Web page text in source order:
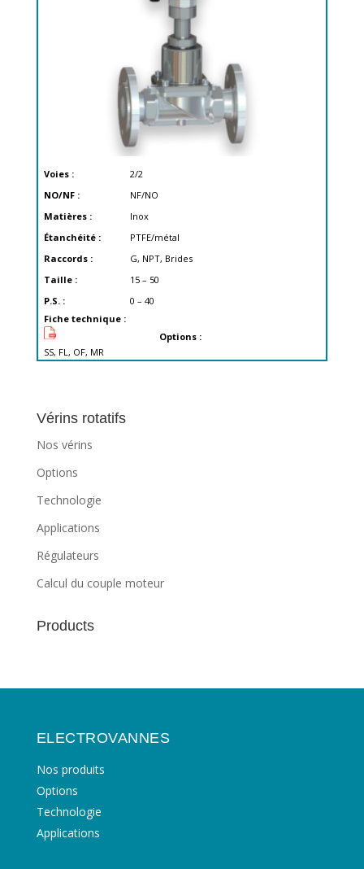
Voies :
2/2
NO/NF :
NF/NO
Matières :
Inox
Étanchéité :
PTFE/métal
Raccords :
G, NPT, Brides
Taille :
15 – 50
P.S. :
0 – 40
Fiche technique :
Options :
SS, FL, OF, MR
Vérins rotatifs
Nos vérins
Options
Technologie
Applications
Régulateurs
Calcul du couple moteur
Products
ELECTROVANNES
Nos produits
Options
Technologie
Applications